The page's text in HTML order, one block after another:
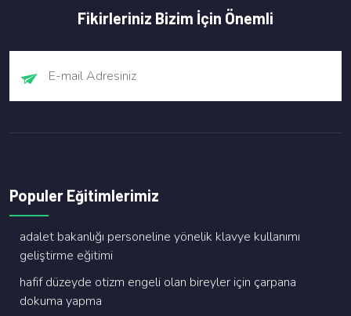
Fikirleriniz Bizim İçin Önemli
Populer Eğitimlerimiz
adalet bakanliği personeli̇ne yöneli̇k klavye kullanimi
geli̇şti̇rme eği̇ti̇mi̇
hafi̇f düzeyde oti̇zm engeli̇ olan bi̇reyler i̇çi̇n çarpana
dokuma yapma